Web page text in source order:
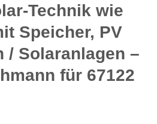
Technik wie
Speicher, PV
/ Solaranlagen –
für 67122